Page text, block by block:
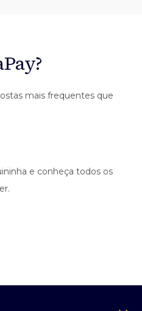
mais frequentes que
e conheça todos os